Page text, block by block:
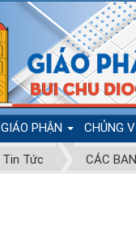
GIÁO PHẬN CHỦNG
Tin Tức CÁC BAN